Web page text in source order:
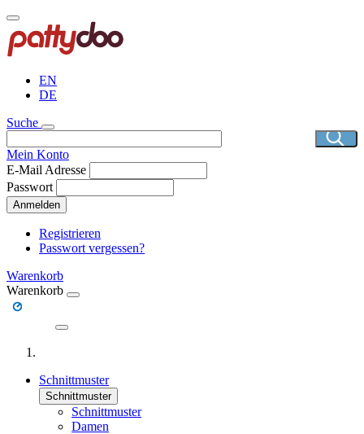
Direkt
zum
Inhalt
EN
DE
Suche
Mein Konto
E-Mail Adresse
Passwort
Anmelden
Registrieren
Passwort vergessen?
Warenkorb
Warenkorb
Schnittmuster
Schnittmuster
Schnittmuster
Damen